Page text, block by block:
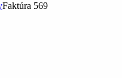
Faktúra 569